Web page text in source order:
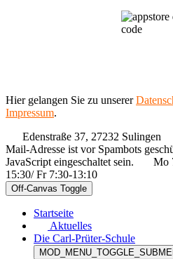
Hier gelangen Sie zu unserer
Impressum.
Edenstraße 37, 27232 Sulingen
Mail-Adresse ist vor Spambots
JavaScript eingeschaltet sein.
Mo
15:30/ Fr 7:30-13:10
Off-Canvas Toggle
Startseite
Aktuelles
Die Carl-Prüter-Schule